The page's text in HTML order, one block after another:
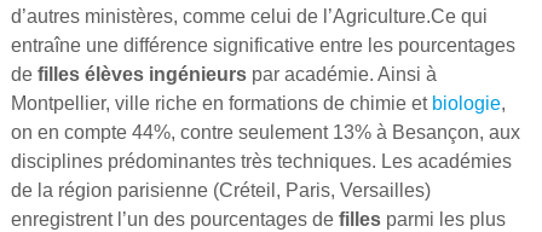
d’autres ministères, comme celui de l’Agriculture.Ce qui
entraîne une différence significative entre les pourcentages
de filles élèves ingénieurspar académie. Ainsi à
Montpellier, ville riche en formations de chimie et biologie,
on en compte 44%, contre seulement 13% à Besançon, aux
disciplines prédominantes très techniques. Les académies
de la région parisienne (Créteil, Paris, Versailles)
enregistrent l’un des pourcentages de fillesparmi les plus